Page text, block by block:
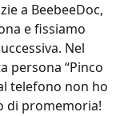
a BeebeeDoc,
e fissiamo
Nel
persona “Pinco
telefono non ho
di promemoria!